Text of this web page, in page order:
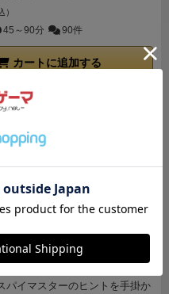
のではないけど、使いどころ
生の一打になる。有効打にす
、落ちモノゲームのいわゆる
な弾丸が落ちてくるかを把握
付けよう。他のキャラに慣れ
き起こすぞ。
にある弾丸1つを排除する）
てビームライフル（弾幕の上
）やバズーカ（弾幕の中2行
装備してユニークアクショ
復するほか、弾幕中にある2つ
が可能。感想：装備はいずれ
んなこと言うと失礼だけど効
）
45～90分 90件
カートに追加する
ッチ
ばけコマ。脳をひねって全力ス
）
20分 95件
カートに追加する
ム
パイマスターのヒントを手掛か